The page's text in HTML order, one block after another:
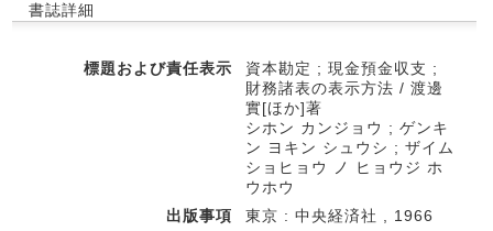
書誌詳細
標題および責任表示
資本勘定 ; 現金預金収支 ;
財務諸表の表示方法 / 渡邊
實[ほか]著
シホン カンジョウ ; ゲンキ
ン ヨキン シュウシ ; ザイム
ショヒョウ ノ ヒョウジ ホ
ウホウ
出版事項
東京 : 中央経済社 , 1966